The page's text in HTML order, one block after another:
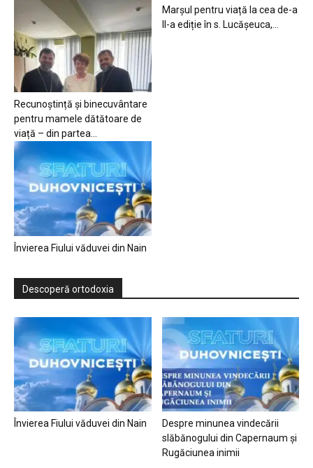
Recunoștință și binecuvântare
pentru mamele dătătoare de
viață – din partea...
Marșul pentru viață la cea de-a
II-a ediție în s. Lucășeuca,...
Învierea Fiului văduvei din Nain
Descoperă ortodoxia
Învierea Fiului văduvei din Nain
Despre minunea vindecării
slăbănogului din Capernaum și
Rugăciunea inimii